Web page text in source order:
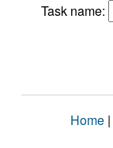
Task name:
Home |